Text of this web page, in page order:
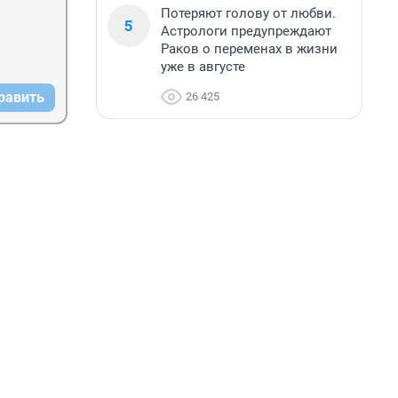
5
Потеряют голову от любви.
Астрологи предупреждают
Раков о переменах в жизни
уже в августе
26 425